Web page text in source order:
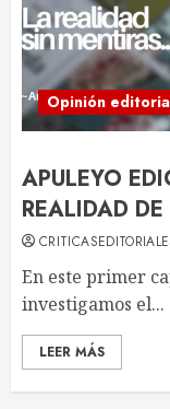
Opinión
APULEYO
REALIDAD
En este primer
investigamos el...
LEER MÁS